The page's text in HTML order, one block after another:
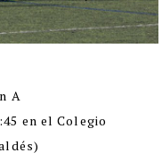
A
en el Colegio